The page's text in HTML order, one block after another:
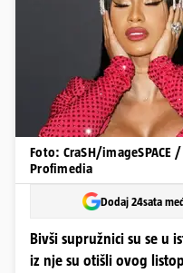
Foto: CraSH/
Profimedia
Dodaj 24sata
Bivši supružnici su se u
iz nje su otišli ovog